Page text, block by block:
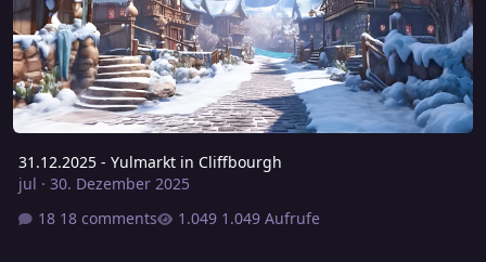
31.12.2025 - Yulmarkt in Cliffbourgh
jul · 30. Dezember 2025
18 comments
1.049 Aufrufe